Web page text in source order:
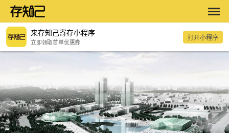
来存知己寄存小程序
立即领取首单优惠券
打开小程序